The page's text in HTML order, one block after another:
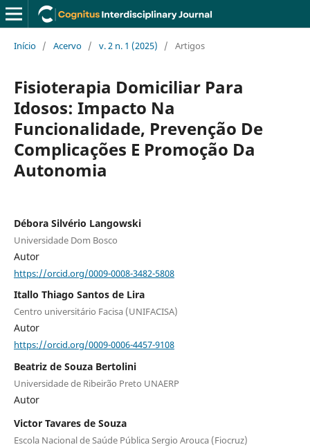
Início / Acervo / v. 2 n. 1 (2025) / Artigos
Fisioterapia Domiciliar Para
Idosos: Impacto Na
Funcionalidade, Prevenção De
Complicações E Promoção Da
Autonomia
Débora Silvério Langowski
Universidade Dom Bosco
Autor
https://orcid.org/0009-0008-3482-5808
Itallo Thiago Santos de Lira
Centro universitário Facisa (UNIFACISA)
Autor
https://orcid.org/0009-0006-4457-9108
Beatriz de Souza Bertolini
Universidade de Ribeirão Preto UNAERP
Autor
Victor Tavares de Souza
Escola Nacional de Saúde Pública Sergio Arouca (Fiocruz)